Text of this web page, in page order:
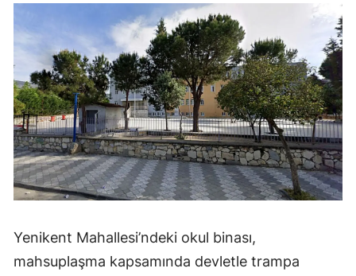
Yenikent Mahallesi’ndeki okul binası,
mahsuplaşma kapsamında devletle trampa